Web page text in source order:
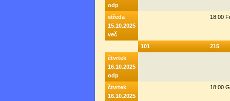
odp
středa
15.10.2025
več
18:00
101
215
čtvrtek
16.10.2025
odp
čtvrtek
16.10.2025
18:00